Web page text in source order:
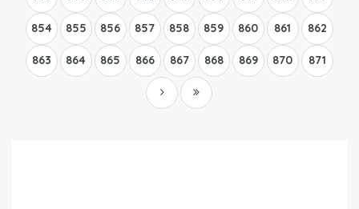
854 855 856 857 858 859 860 861 862
863 864 865 866 867 868 869 870 871